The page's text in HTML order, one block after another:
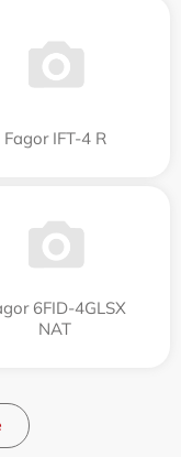
Fagor IFT-4 R
6FID-4GLSX
NAT